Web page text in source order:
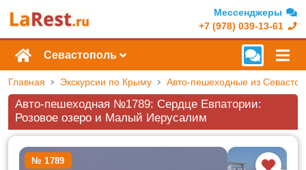
Мессенджеры
+7 (978) 039-13-61
Севастополь
Главная Экскурсии по Крыму Авто-пешеходные из
Авто-пешеходная №1789: Сердце Евпатории:
Розовое озеро и Малый Иерусалим
№ 1789